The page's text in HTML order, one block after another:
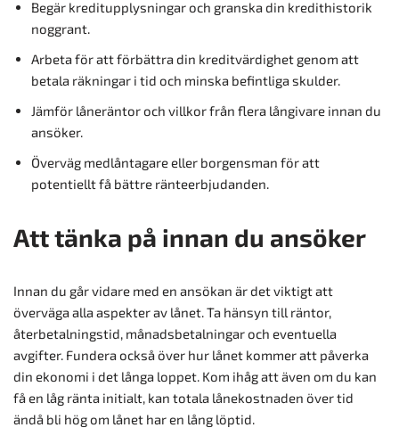
Begär kreditupplysningar och granska din kredithistorik
noggrant.
Arbeta för att förbättra din kreditvärdighet genom att
betala räkningar i tid och minska befintliga skulder.
Jämför låneräntor och villkor från flera långivare innan du
ansöker.
Överväg medlåntagare eller borgensman för att
potentiellt få bättre ränteerbjudanden.
Att tänka på innan du ansöker
Innan du går vidare med en ansökan är det viktigt att
överväga alla aspekter av lånet. Ta hänsyn till räntor,
återbetalningstid, månadsbetalningar och eventuella
avgifter. Fundera också över hur lånet kommer att påverka
din ekonomi i det långa loppet. Kom ihåg att även om du kan
få en låg ränta initialt, kan totala lånekostnaden över tid
ändå bli hög om lånet har en lång löptid.